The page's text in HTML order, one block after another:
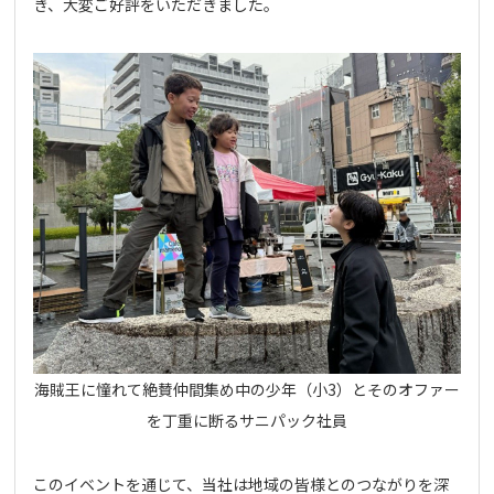
き、大変ご好評をいただきました。
海賊王に憧れて絶賛仲間集め中の少年（小3）とそのオファー
を丁重に断るサニパック社員
このイベントを通じて、当社は地域の皆様とのつながりを深